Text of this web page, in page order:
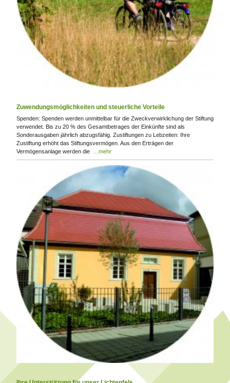
Zuwendungsmöglichkeiten und steuerliche Vorteile
Spenden: Spenden werden unmittelbar für die Zweckverwirklichung der Stiftung
verwendet. Bis zu 20 % des Gesamtbetrages der Einkünfte sind als
Sonderausgaben jährlich abzugsfähig. Zustiftungen zu Lebzeiten: Ihre
Zustiftung erhöht das Stiftungsvermögen. Aus den Erträgen der
Vermögensanlage werden die
…mehr